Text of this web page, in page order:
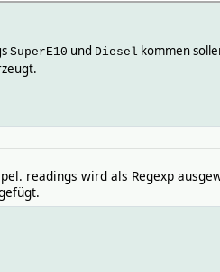
SuperE10 und Diesel kommen
readings wird als Regexp